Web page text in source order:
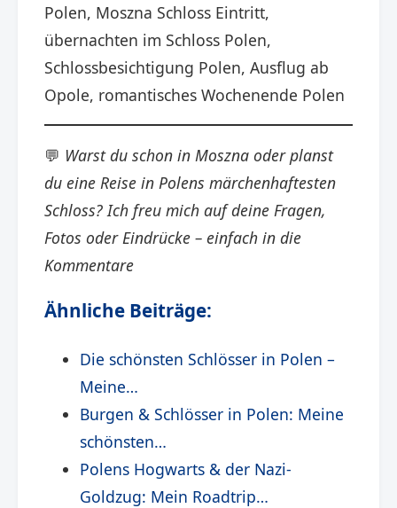
Polen, Moszna Schloss Eintritt,
übernachten im Schloss Polen,
Schlossbesichtigung Polen, Ausflug ab
Opole, romantisches Wochenende Polen
💬 Warst du schon in Moszna oder planst
du eine Reise in Polens märchenhaftesten
Schloss? Ich freu mich auf deine Fragen,
Fotos oder Eindrücke – einfach in die
Kommentare
Ähnliche Beiträge:
Die schönsten Schlösser in Polen –
Meine…
Burgen & Schlösser in Polen: Meine
schönsten…
Polens Hogwarts & der Nazi-
Goldzug: Mein Roadtrip…